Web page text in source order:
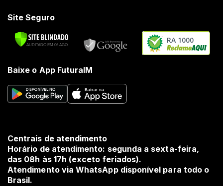
Site Seguro
RA 1000
Baixe o App FuturaIM
Centrais de atendimento
Horário de atendimento: segunda a sexta-feira,
das 08h às 17h (exceto feriados).
Atendimento via WhatsApp disponível para todo o
Brasil.